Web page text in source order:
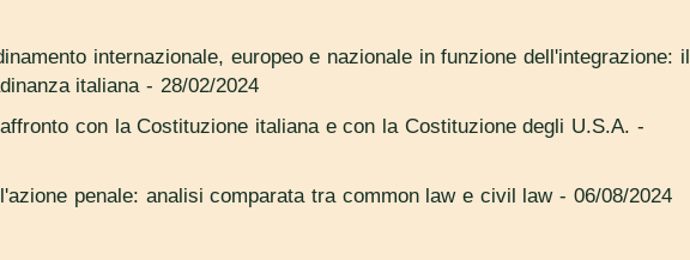
internazionale, europeo e nazionale in funzione dell'integrazione: il
italiana - 28/02/2024
con la Costituzione italiana e con la Costituzione degli U.S.A. -
penale: analisi comparata tra common law e civil law- 06/08/2024